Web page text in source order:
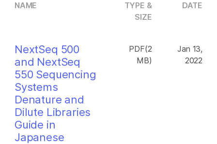
NAME
TYPE &
SIZE
DATE
NextSeq 500
and NextSeq
550 Sequencing
Systems
Denature and
Dilute Libraries
Guide in
Japanese
PDF(2
MB)
Jan 13,
2022